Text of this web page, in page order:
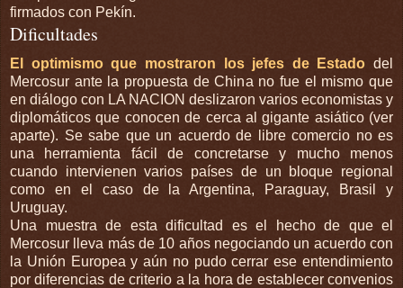
firmados con Pekín.
Dificultades
El optimismo que mostraron los jefes de Estado del
Mercosur ante la propuesta de China no fue el mismo que
en diálogo con LA NACION deslizaron varios economistas y
diplomáticos que conocen de cerca al gigante asiático (ver
aparte). Se sabe que un acuerdo de libre comercio no es
una herramienta fácil de concretarse y mucho menos
cuando intervienen varios países de un bloque regional
como en el caso de la Argentina, Paraguay, Brasil y
Uruguay.
Una muestra de esta dificultad es el hecho de que el
Mercosur lleva más de 10 años negociando un acuerdo con
la Unión Europea y aún no pudo cerrar ese entendimiento
por diferencias de criterio a la hora de establecer convenios